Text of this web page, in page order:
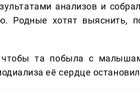
анализов и
Родные хотят выяснить,
та побыла с
её сердце